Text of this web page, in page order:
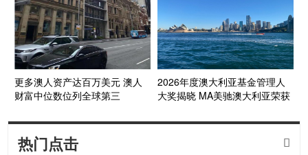
更多澳人资产达百万美元 澳人
财富中位数位列全球第三
2026年度澳大利亚基金管理人
大奖揭晓 MA美驰澳大利亚荣获
热门点击 